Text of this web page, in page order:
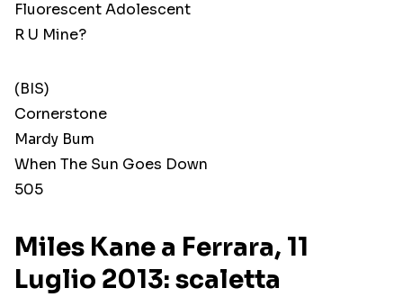
Fluorescent Adolescent
R U Mine?
(BIS)
Cornerstone
Mardy Bum
When The Sun Goes Down
505
Miles Kane a Ferrara, 11
Luglio 2013: scaletta